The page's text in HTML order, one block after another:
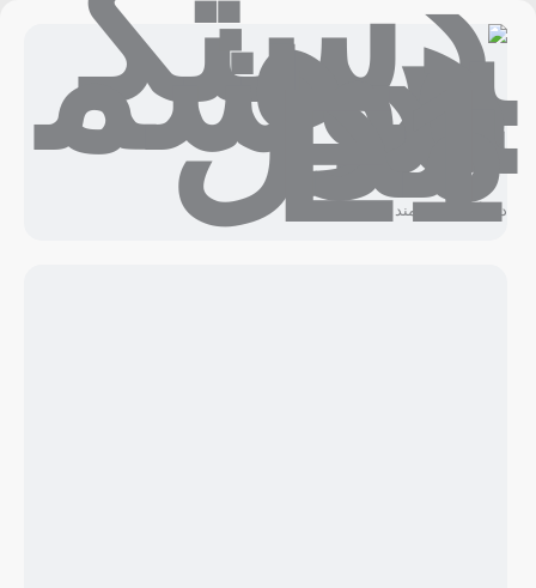
دستگیره هوشمند مدل E1